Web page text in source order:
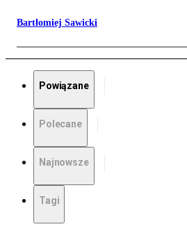
Bartłomiej Sawicki
Powiązane
Polecane
Najnowsze
Tagi